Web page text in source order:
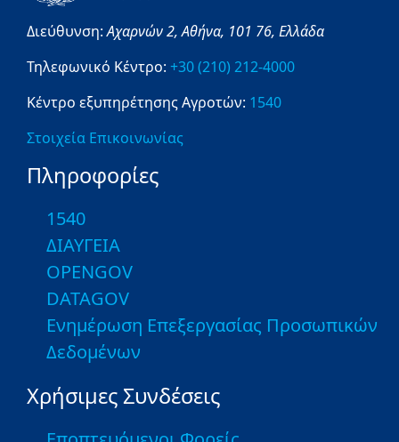
Διεύθυνση:Αχαρνών 2,Αθήνα, 101 76, Ελλάδα
Τηλεφωνικό Κέντρο: +30 (210) 212-4000
Κέντρο εξυπηρέτησης Αγροτών: 1540
Στοιχεία Επικοινωνίας
Πληροφορίες
1540
ΔΙΑΥΓΕΙΑ
OPENGOV
DATAGOV
Ενημέρωση Επεξεργασίας Προσωπικών
Δεδομένων
Χρήσιμες Συνδέσεις